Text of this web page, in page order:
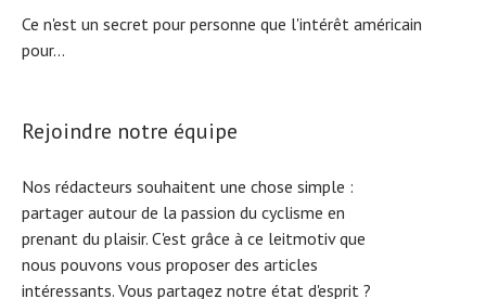
Ce n'est un secret pour personne que l'intérêt américain
pour...
Rejoindre notre équipe
Nos rédacteurs souhaitent une chose simple :
partager autour de la passion du cyclisme en
prenant du plaisir. C'est grâce à ce leitmotiv que
nous pouvons vous proposer des articles
intéressants. Vous partagez notre état d'esprit ?